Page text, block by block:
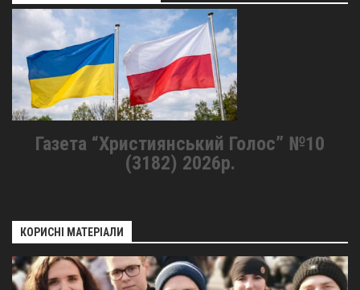
Газета “Християнський Голос” №10
(3182) 2026р.
КОРИСНІ МАТЕРІАЛИ